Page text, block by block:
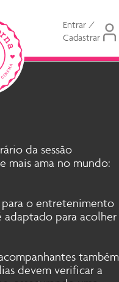
Entrar /
Cadastrar
da sessão
mais ama no mundo:
para o entretenimento
adaptado para acolher
também
devem verificar a